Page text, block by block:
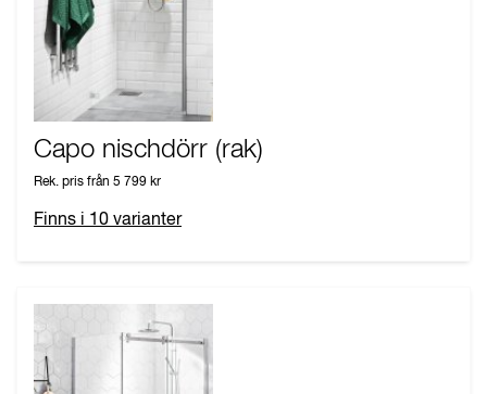
Capo nischdörr (rak)
Rek. pris från 5 799 kr
Finns i 10 varianter